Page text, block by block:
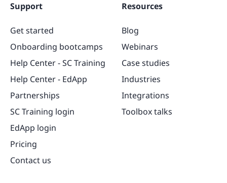
Support
Get started
Onboarding bootcamps
Help Center - SC Training
Help Center - EdApp
Partnerships
SC Training login
EdApp login
Pricing
Contact us
Resources
Blog
Webinars
Case studies
Industries
Integrations
Toolbox talks